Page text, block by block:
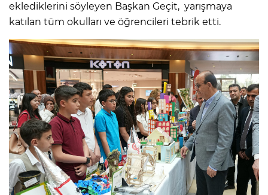
eklediklerini söyleyen Başkan Geçit, yarışmaya
katılan tüm okulları ve öğrencileri tebrik etti.